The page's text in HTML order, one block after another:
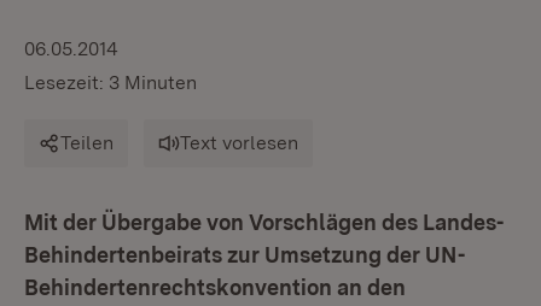
06.05.2014
Lesezeit: 3 Minuten
Teilen Text vorlesen
Mit der Übergabe von Vorschlägen des Landes-
Behindertenbeirats zur Umsetzung der UN-
Behindertenrechtskonvention an den